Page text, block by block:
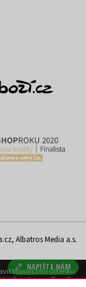
NAPIŠTE NÁM
Albatros Media a.s.
kupujícímu účtenku.
on-line; v případě